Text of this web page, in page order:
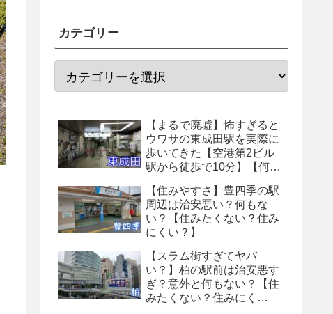
カテゴリー
【まるで廃墟】怖すぎると
ウワサの東成田駅を実際に
歩いてきた【空港第2ビル
駅から徒歩で10分】【何も
出口】
【住みやすさ】豊四季の駅
周辺は治安悪い？何もな
い？【住みたくない？住み
にくい？】
【スラム街すぎてヤバ
い？】柏の駅前は治安悪す
ぎ？意外と何もない？【住
みたくない？住みにく